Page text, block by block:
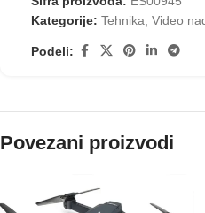
Kategorije: Tehnika, Video
Podeli:
Povezani proizvodi